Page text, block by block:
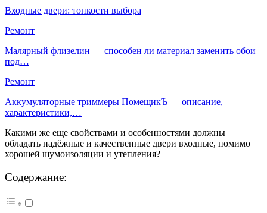
Входные двери: тонкости выбора
Ремонт
Малярный флизелин — способен ли материал заменить обои
под…
Ремонт
Аккумуляторные триммеры ПомещикЪ — описание,
характеристики,…
Какими же еще свойствами и особенностями должны
обладать надёжные и качественные двери входные, помимо
хорошей шумоизоляции и утепления?
Содержание: